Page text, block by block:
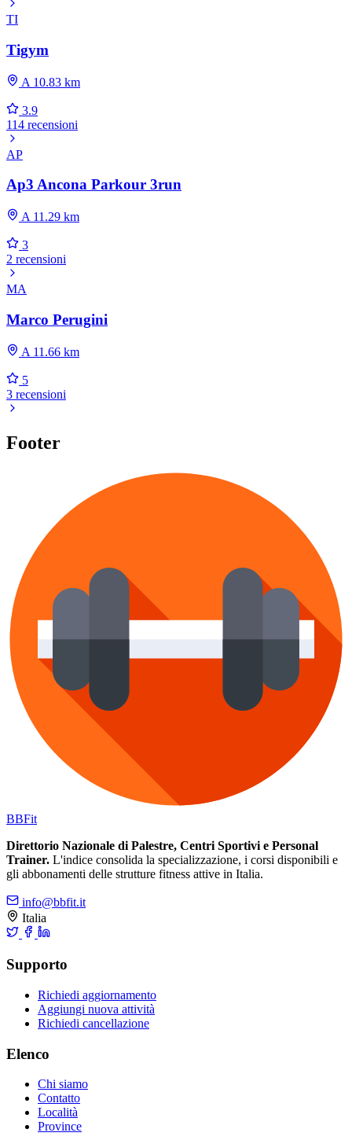
TI
Tigym
A 10.83 km
3.9
114 recensioni
AP
Ap3 Ancona Parkour 3run
A 11.29 km
3
2 recensioni
MA
Marco Perugini
A 11.66 km
5
3 recensioni
Footer
BBFit
Direttorio Nazionale di Palestre, Centri Sportivi e Personal
Trainer. L'indice consolida la specializzazione, i corsi disponibili e
gli abbonamenti delle strutture fitness attive in Italia.
info@bbfit.it
Italia
Supporto
Richiedi aggiornamento
Aggiungi nuova attività
Richiedi cancellazione
Elenco
Chi siamo
Contatto
Località
Province